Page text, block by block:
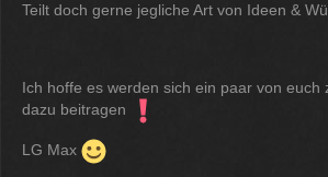
Teilt doch gerne jegliche Art von Ideen &
Ich hoffe es werden sich ein paar von euch
dazu beitragen
LG Max